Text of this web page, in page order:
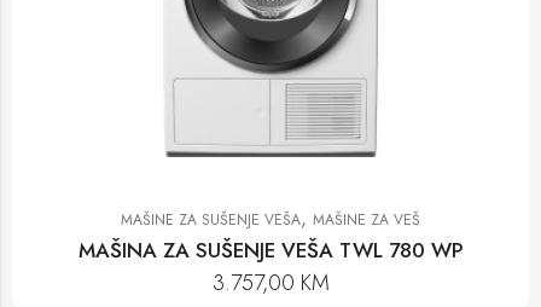
MAŠINE ZA SUŠENJE VEŠA, MAŠINE ZA VEŠ
MAŠINA ZA SUŠENJE VEŠA TWL 780 WP
3.757,00 KM